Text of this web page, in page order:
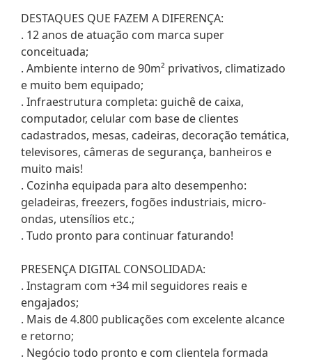
DESTAQUES QUE FAZEM A DIFERENÇA:
. 12 anos de atuação com marca super
conceituada;
. Ambiente interno de 90m² privativos, climatizado
e muito bem equipado;
. Infraestrutura completa: guichê de caixa,
computador, celular com base de clientes
cadastrados, mesas, cadeiras, decoração temática,
televisores, câmeras de segurança, banheiros e
muito mais!
. Cozinha equipada para alto desempenho:
geladeiras, freezers, fogões industriais, micro-
ondas, utensílios etc.;
. Tudo pronto para continuar faturando!
PRESENÇA DIGITAL CONSOLIDADA:
. Instagram com +34 mil seguidores reais e
engajados;
. Mais de 4.800 publicações com excelente alcance
e retorno;
. Negócio todo pronto e com clientela formada